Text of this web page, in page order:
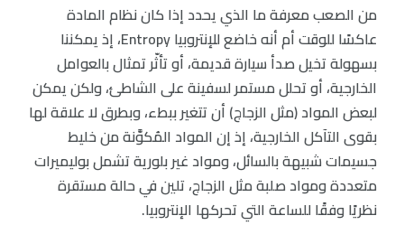
من الصعب معرفة ما الذي يحدد إذا كان نظام المادة
عاكسًا للوقت أم أنه خاضع للإنتروبيا Entropy، إذ يمكننا
بسهولة تخيل صدأ سيارة قديمة، أو تأثّر تمثال بالعوامل
الخارجية، أو تحلل مستمر لسفينة على الشاطئ، ولكن يمكن
لبعض المواد (مثل الزجاج) أن تتغير ببطء، وبطرق لا علاقة لها
بقوى التآكل الخارجية، إذ إن المواد المُكوَّنة من خليط
جسيمات شبيهة بالسائل، ومواد غير بلورية تشمل بوليميرات
متعددة ومواد صلبة مثل الزجاج، تلين في حالة مستقرة
نظريًا وفقًا للساعة التي تحركها الإنتروبيا.